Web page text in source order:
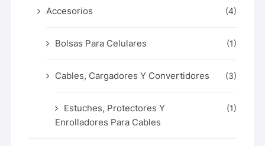
Accesorios (4)
Bolsas Para Celulares (1)
Cables, Cargadores Y Convertidores (3)
Estuches, Protectores Y
Enrolladores Para Cables
(1)